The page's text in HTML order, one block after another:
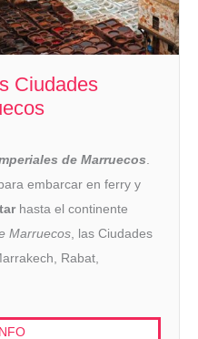
Ciudades
de Marruecos
embarcar en ferry y
hasta el continente
Marruecos , las Ciudades
Rabat,